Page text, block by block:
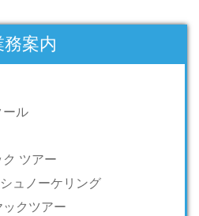
務案内
ル
ツアー
ュノーケリング
クツアー